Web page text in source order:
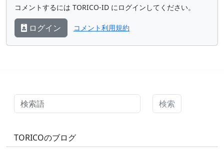
コメントするには TORICO-ID にログインしてください。
ログイン コメント利用規約
検索
TORICOのブログ